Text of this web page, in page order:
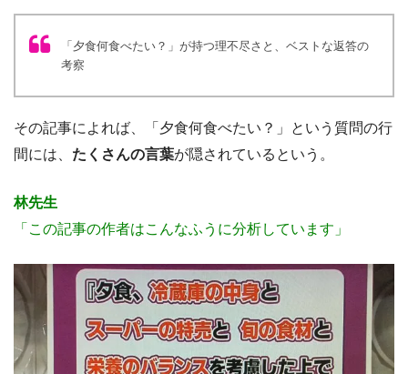
「夕食何食べたい？」が持つ理不尽さと、ベストな返答の
考察
その記事によれば、「夕食何食べたい？」という質問の行
間には、 たくさんの言葉が隠されているという。
林先生
「この記事の作者はこんなふうに分析しています」